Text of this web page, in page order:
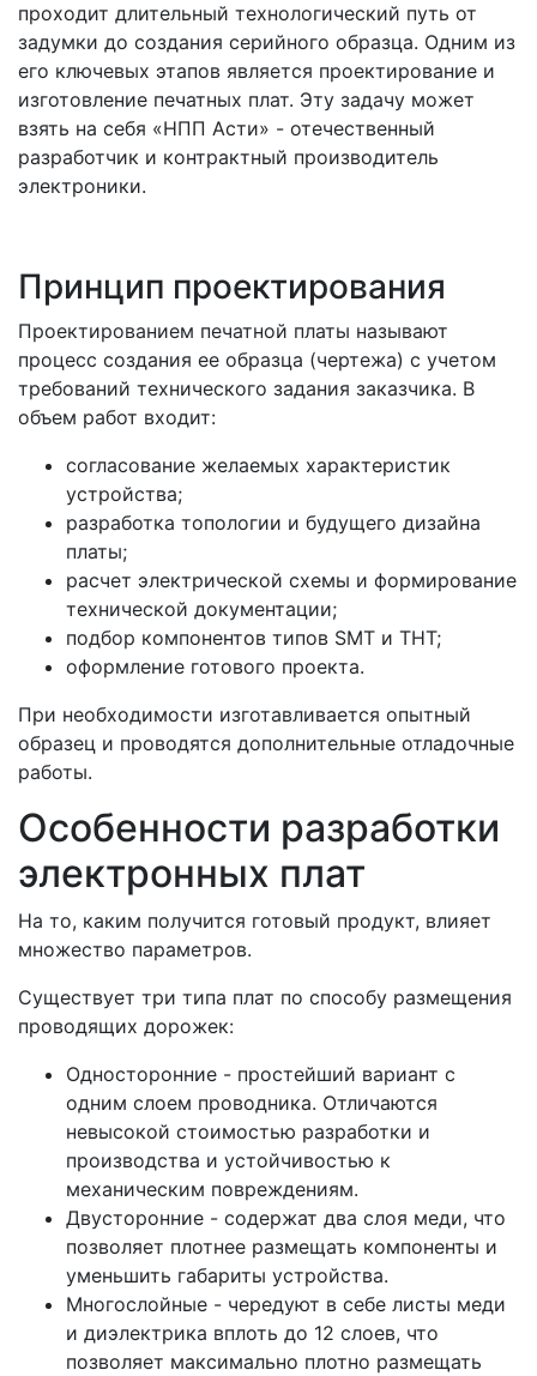
проходит длительный технологический путь от
задумки до создания серийного образца. Одним из
его ключевых этапов является проектирование и
изготовление печатных плат. Эту задачу может
взять на себя «НПП Асти» - отечественный
разработчик и контрактный производитель
электроники.
Принцип проектирования
Проектированием печатной платы называют
процесс создания ее образца (чертежа) с учетом
требований технического задания заказчика. В
объем работ входит:
согласование желаемых характеристик
устройства;
разработка топологии и будущего дизайна
платы;
расчет электрической схемы и формирование
технической документации;
подбор компонентов типов SMT и THT;
оформление готового проекта.
При необходимости изготавливается опытный
образец и проводятся дополнительные отладочные
работы.
Особенности разработки
электронных плат
На то, каким получится готовый продукт, влияет
множество параметров.
Существует три типа плат по способу размещения
проводящих дорожек:
Односторонние - простейший вариант с
одним слоем проводника. Отличаются
невысокой стоимостью разработки и
производства и устойчивостью к
механическим повреждениям.
Двусторонние - содержат два слоя меди, что
позволяет плотнее размещать компоненты и
уменьшить габариты устройства.
Многослойные - чередуют в себе листы меди
и диэлектрика вплоть до 12 слоев, что
позволяет максимально плотно размещать